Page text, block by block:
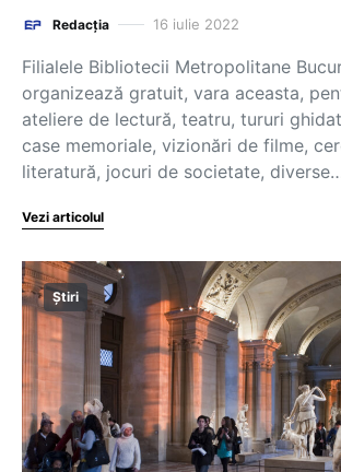
Redacția 16 iulie 2022
Filialele Bibliotecii Metropolitane
organizează gratuit, vara aceasta,
ateliere de lectură, teatru, tururi
case memoriale, vizionări de filme,
literatură, jocuri de societate,
Vezi articolul
Știri